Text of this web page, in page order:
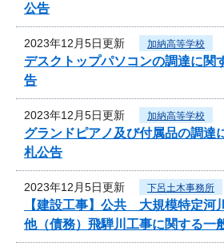
公告
2023年12月5日更新 加納高等学校
デスクトップパソコンの調達に関
告
2023年12月5日更新 加納高等学校
グランドピアノ及び付属品の調達
札公告
2023年12月5日更新 下呂土木事務所
【建設工事】公共 大規模特定河
他（債務）飛騨川工事に関する一